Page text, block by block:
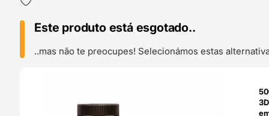
Este produto está esgotado..
..mas não te preocupes! Selecionámos estas